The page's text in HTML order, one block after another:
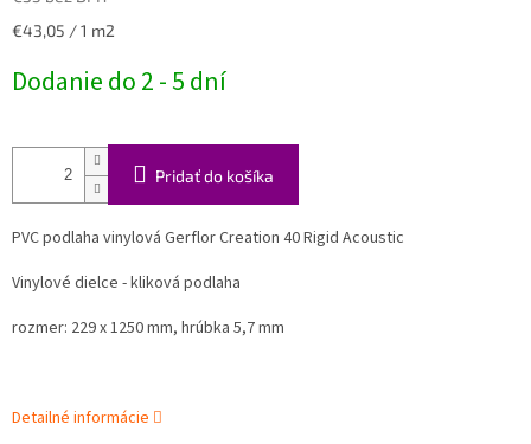
Jednotková
€43,05 / 1 m2
Dodanie do 2 - 5 dní
Pridať do košíka
PVC podlaha vinylová Gerflor Creation 40 Rigid Acoustic
Vinylové dielce - kliková podlaha
rozmer: 229 x 1250 mm, hrúbka 5,7 mm
Detailné informácie